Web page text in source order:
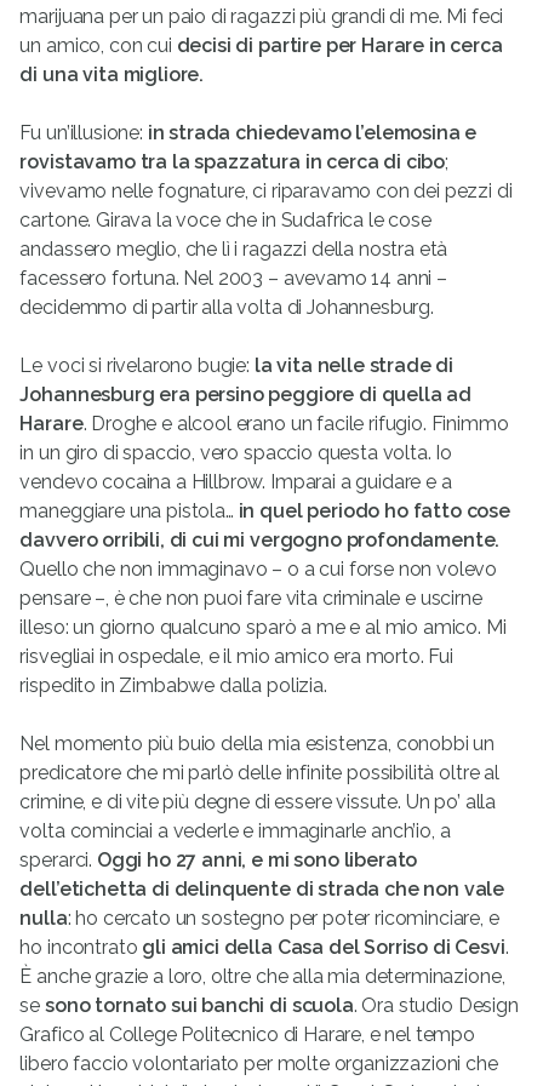
marijuana per un paio di ragazzi più grandi di me. Mi feci
un amico, con cui decisi di partire per Harare in cerca
di una vita migliore.
Fu un’illusione: in strada chiedevamo l’elemosina e
rovistavamo tra la spazzatura in cerca di cibo;
vivevamo nelle fognature, ci riparavamo con dei pezzi di
cartone. Girava la voce che in Sudafrica le cose
andassero meglio, che lì i ragazzi della nostra età
facessero fortuna. Nel 2003 – avevamo 14 anni –
decidemmo di partir alla volta di Johannesburg.
Le voci si rivelarono bugie: la vita nelle strade di
Johannesburg era persino peggiore di quella ad
Harare. Droghe e alcool erano un facile rifugio. Finimmo
in un giro di spaccio, vero spaccio questa volta. Io
vendevo cocaina a Hillbrow. Imparai a guidare e a
maneggiare una pistola… in quel periodo ho fatto cose
davvero orribili, di cui mi vergogno profondamente.
Quello che non immaginavo – o a cui forse non volevo
pensare –, è che non puoi fare vita criminale e uscirne
illeso: un giorno qualcuno sparò a me e al mio amico. Mi
risvegliai in ospedale, e il mio amico era morto. Fui
rispedito in Zimbabwe dalla polizia.
Nel momento più buio della mia esistenza, conobbi un
predicatore che mi parlò delle infinite possibilità oltre al
crimine, e di vite più degne di essere vissute. Un po’ alla
volta cominciai a vederle e immaginarle anch’io, a
sperarci. Oggi ho 27 anni, e mi sono liberato
dell’etichetta di delinquente di strada che non vale
nulla: ho cercato un sostegno per poter ricominciare, e
ho incontrato gli amici della Casa del Sorriso di Cesvi.
È anche grazie a loro, oltre che alla mia determinazione,
sesono tornato sui banchi di scuola. Ora studio Design
Grafico al College Politecnico di Harare, e nel tempo
libero faccio volontariato per molte organizzazioni che